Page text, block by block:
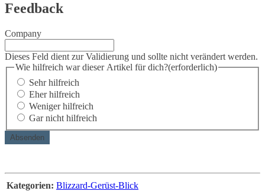
Feedback
Company
Dieses Feld dient zur Validierung und sollte nicht verändert werden.
Wie hilfreich war dieser Artikel für dich?(erforderlich)
Sehr hilfreich
Eher hilfreich
Weniger hilfreich
Gar nicht hilfreich
Kategorien: Blizzard-Gerüst-Blick